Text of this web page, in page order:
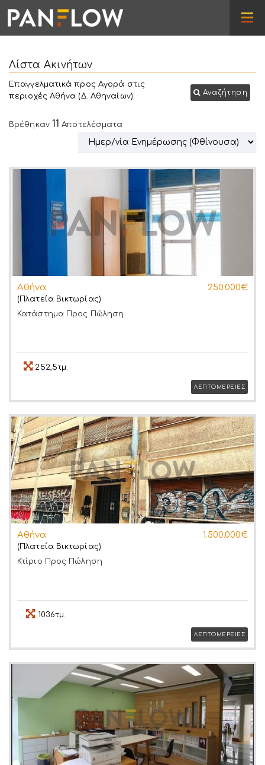
Λίστα Ακινήτων
Αναζήτηση
Επαγγελματικά προς Αγορά στις
περιοχές Αθήνα (Δ. Αθηναίων)
Βρέθηκαν 11 Αποτελέσματα
Αθήνα 250.000€
(Πλατεία Βικτωρίας)
ΚατάστημαΠρος Πώληση
252,5τμ.
ΛΕΠΤΟΜΕΡΕΙΕΣ
Αθήνα 1.500.000€
(Πλατεία Βικτωρίας)
Κτίριο Προς Πώληση
1036τμ.
ΛΕΠΤΟΜΕΡΕΙΕΣ